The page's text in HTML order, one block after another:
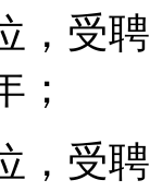
，受
；
，受